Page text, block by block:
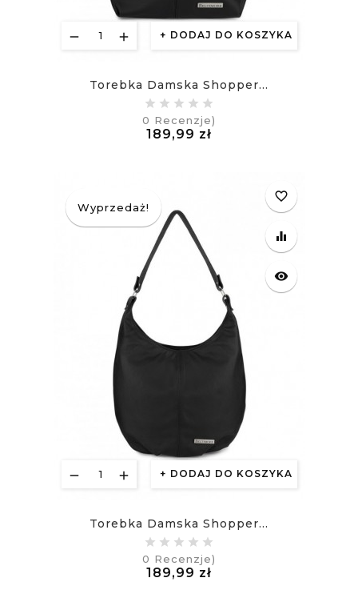
DODAJ DO KOSZYKA
Torebka Damska Shopper...
0 Recenzje)
189,99 zł
Wyprzedaż!
DODAJ DO KOSZYKA
favorite_border
equalizer
visibility
Torebka Damska Shopper...
0 Recenzje)
189,99 zł